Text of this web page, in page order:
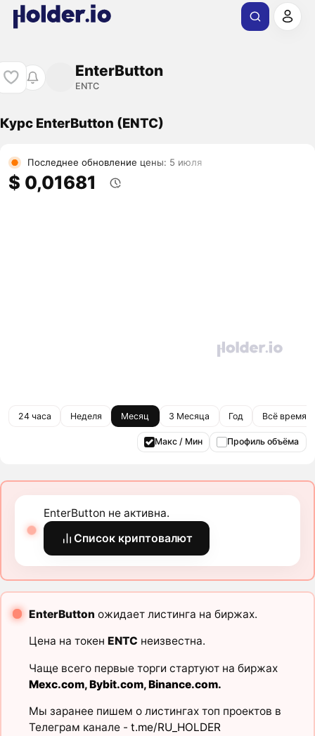
EnterButton
ENTC
Курс EnterButton (ENTC)
Последнее обновление цены: 5 июля
$ 0,01681
24 часа Неделя Месяц 3 Месяца Год Всё время
Макс / Мин Профиль объёма
EnterButton не активна.
Список криптовалют
EnterButton ожидает листинга на биржах.
Цена на токен ENTC неизвестна.
Чаще всего первые торги стартуют на биржах
Mexc.com,Bybit.com,Binance.com.
Мы заранее пишем о листингах топ проектов в
Телеграм канале - t.me/RU_HOLDER